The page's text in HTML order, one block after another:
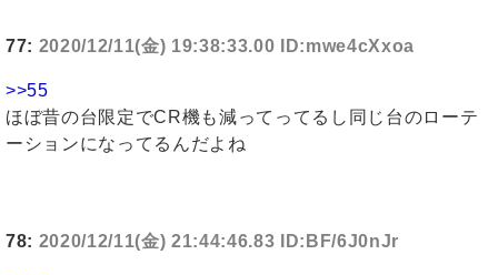
77: 2020/12/11(金) 19:38:33.00 ID:mwe4cXxoa
>>55
ほぼ昔の台限定でCR機も減ってってるし同じ台のローテ
ーションになってるんだよね
78: 2020/12/11(金) 21:44:46.83 ID:BF/6J0nJr